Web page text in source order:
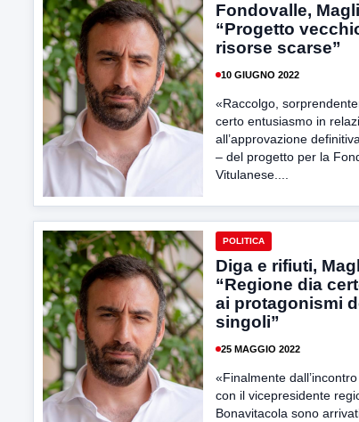
Fondovalle,
“Progetto
risorse scarse”
10 GIUGNO 2022
«Raccolgo,
certo entusiasmo in
all’approvazione
– del progetto per la
Vitulanese....
POLITICA
Diga e rifiuti,
“Regione dia
ai protagonismi
singoli”
25 MAGGIO 2022
«Finalmente
con il vicepresidente
Bonavitacola sono